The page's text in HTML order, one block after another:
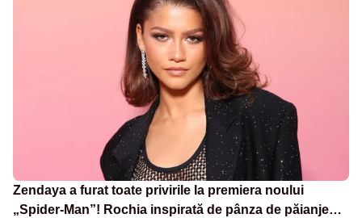
Zendaya a furat toate privirile la premiera noului
„Spider-Man”! Rochia inspirată de pânza de păianjen a